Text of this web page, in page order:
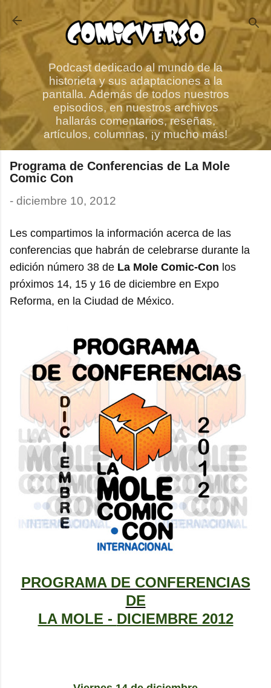
Ir al contenido principal
Podcast dedicado al mundo de la
historieta y sus adaptaciones a la
pantalla. Además de todos nuestros
episodios, en nuestros archivos
hallarás comentarios, reseñas,
artículos, columnas, ¡y mucho más!
Programa de Conferencias de La Mole
Comic Con
- diciembre 10, 2012
Les compartimos la información acerca de las
conferencias que habrán de celebrarse durante la
edición número 38 de La Mole Comic-Con los
próximos 14, 15 y 16 de diciembre en Expo
Reforma, en la Ciudad de México.
PROGRAMA DE CONFERENCIAS
DE
LA MOLE - DICIEMBRE 2012